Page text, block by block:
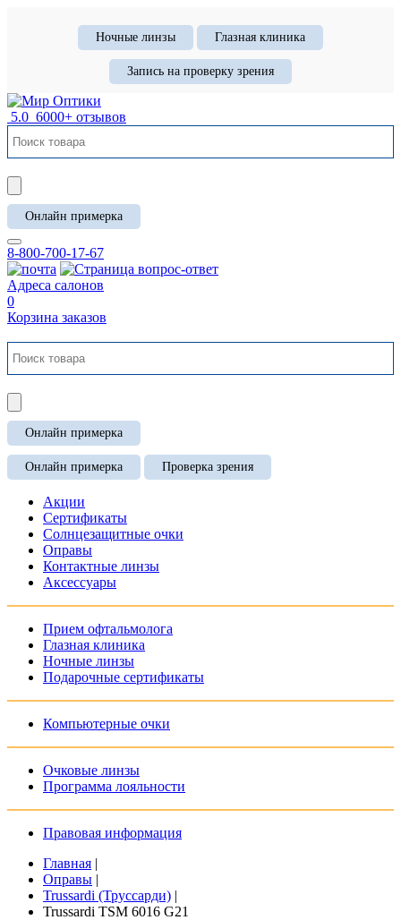
Ночные линзы Глазная клиника
Запись на проверку зрения
5.0 6000+ отзывов
Онлайн примерка
8-800-700-17-67
Адреса салонов
0
Корзина заказов
Онлайн примерка
Онлайн примерка Проверка зрения
Акции
Сертификаты
Солнцезащитные очки
Оправы
Контактные линзы
Аксессуары
Прием офтальмолога
Глазная клиника
Ночные линзы
Подарочные сертификаты
Компьютерные очки
Очковые линзы
Программа лояльности
Правовая информация
Главная |
Оправы |
Trussardi (Труссарди) |
Trussardi TSM 6016 G21